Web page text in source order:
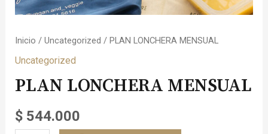
Inicio / Uncategorized / PLAN LONCHERA MENSUAL
Uncategorized
PLAN LONCHERA MENSUAL
$544.000